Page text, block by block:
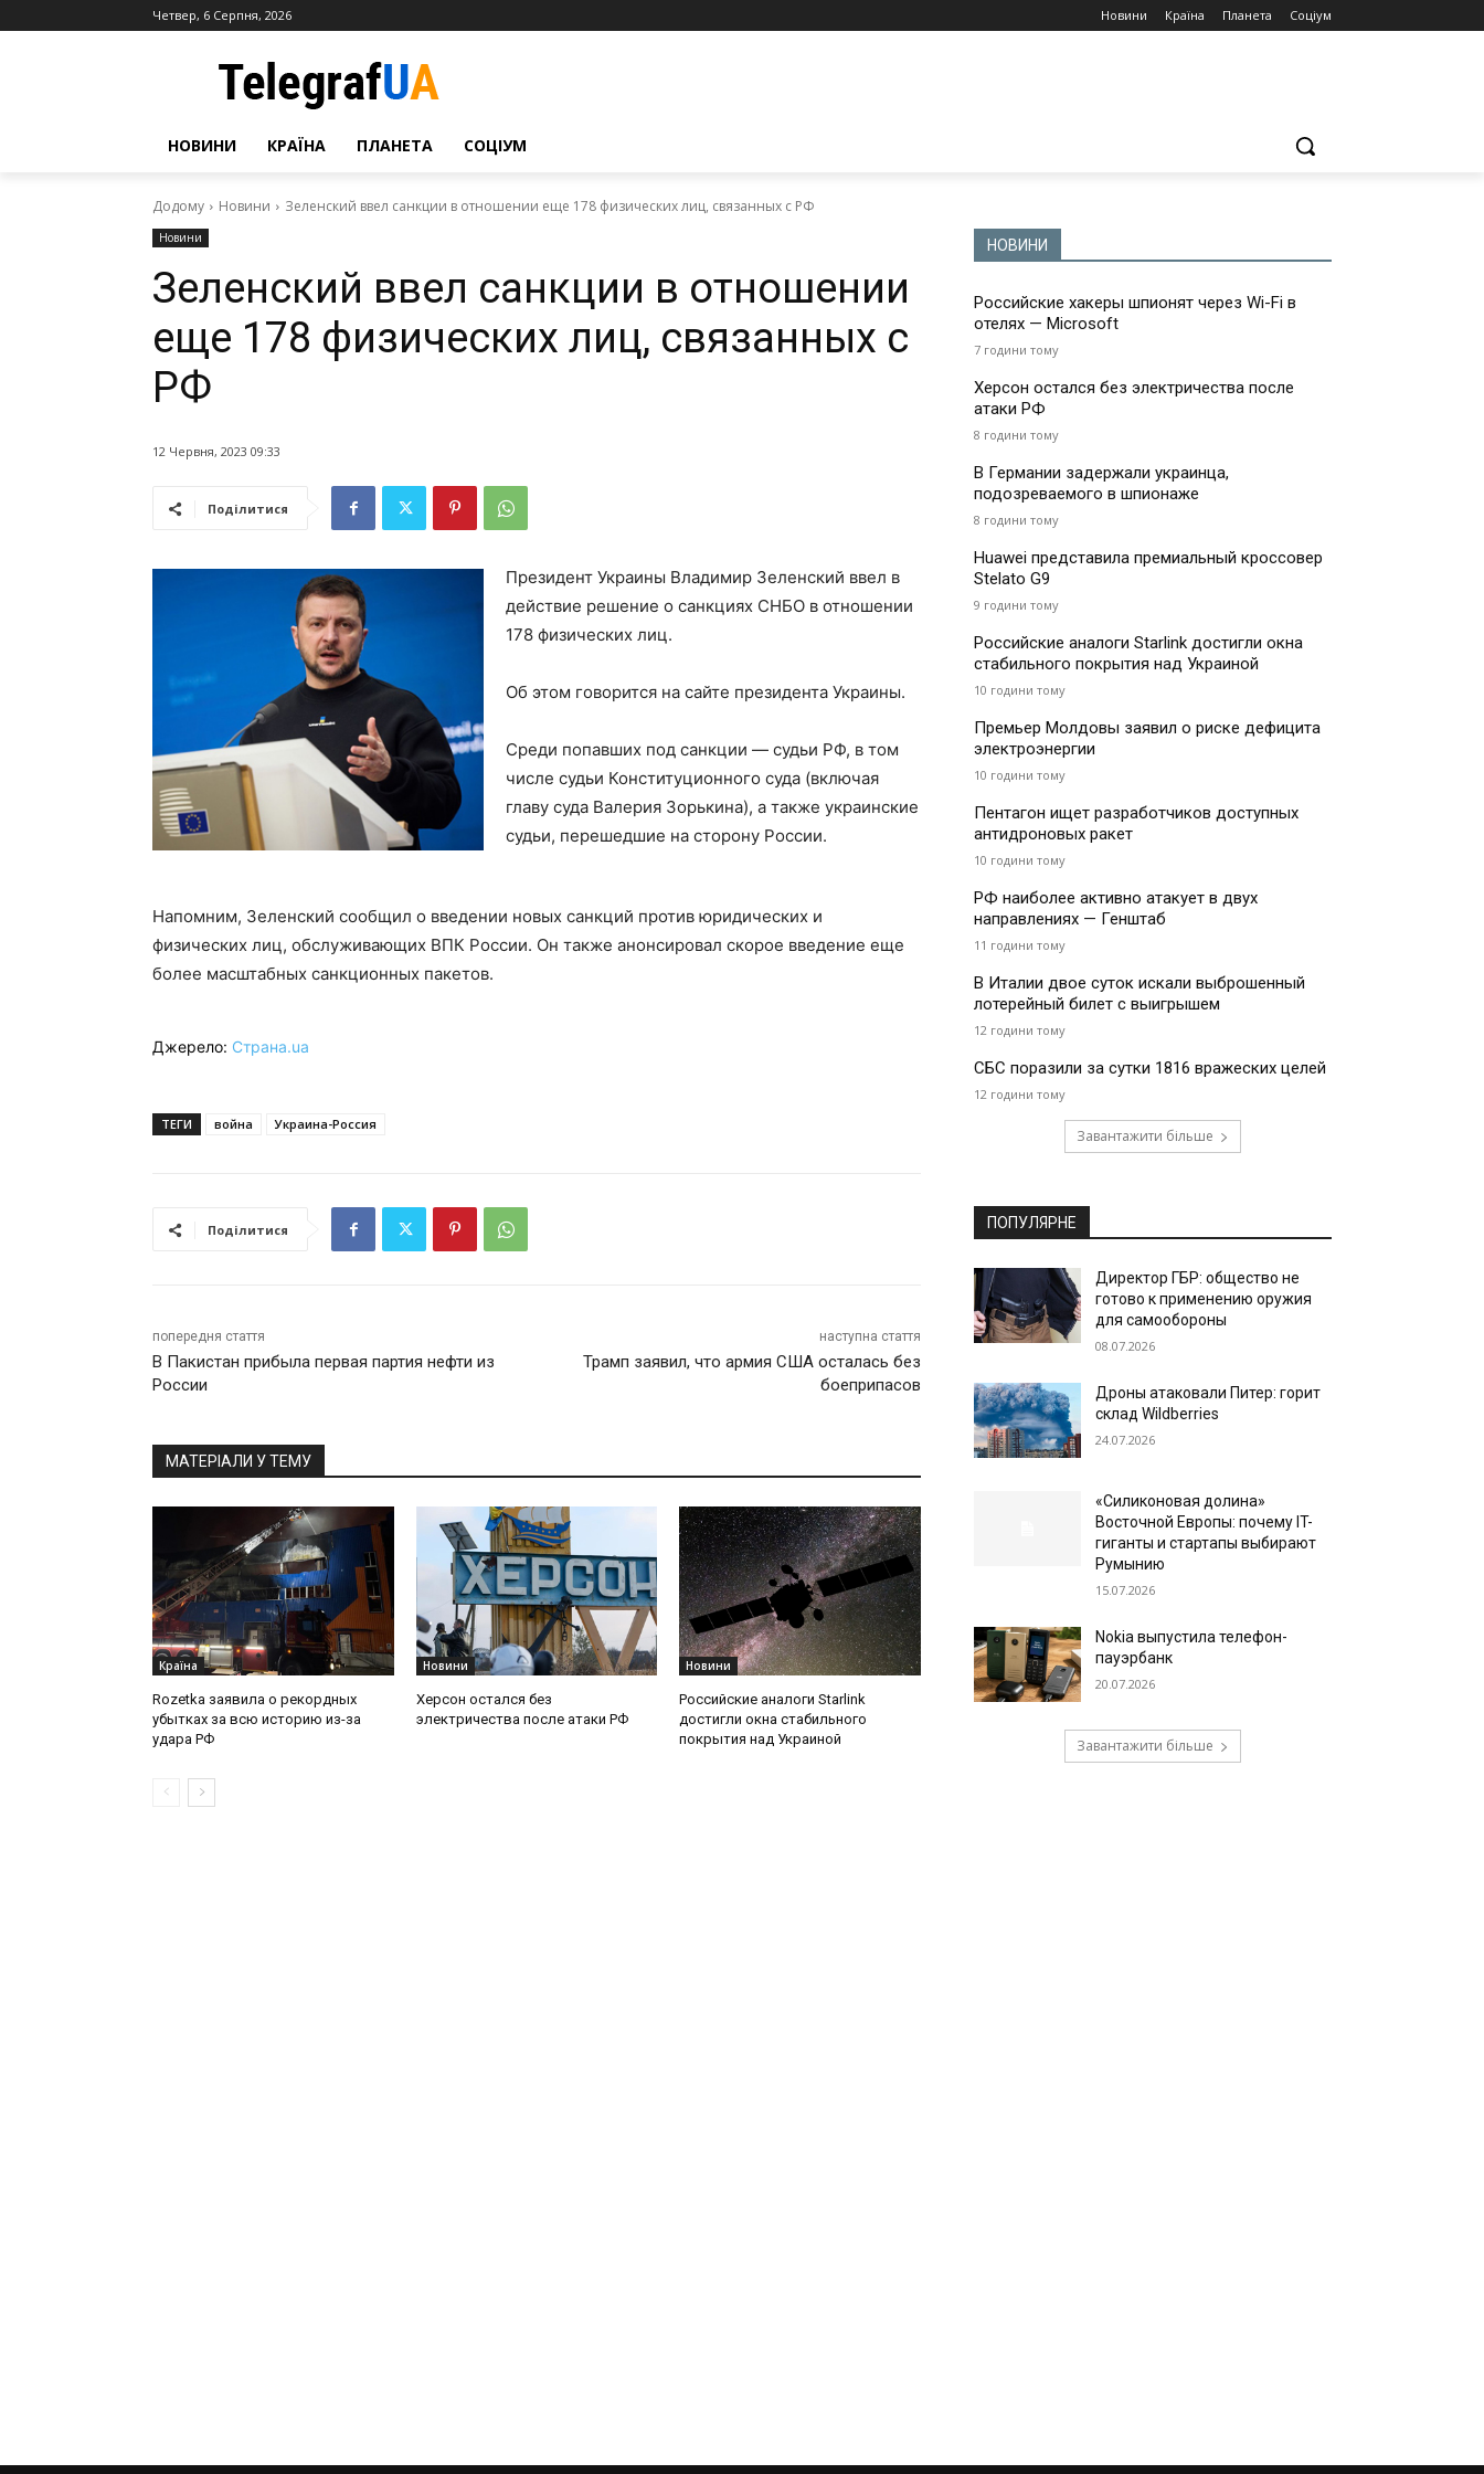
Четвер, 6 Серпня, 2026 Новини Країна Планета Соціум
НОВИНИ КРАЇНА ПЛАНЕТА СОЦІУМ
Додому Новини Зеленский ввел санкции в отношении еще 178 физических лиц, связанных с РФ
Новини
Зеленский ввел санкции в отношении
еще 178 физических лиц, связанных с
РФ
12 Червня, 2023 09:33
Поділитися
Президент Украины Владимир Зеленский ввел в
действие решение о санкциях СНБО в отношении
178 физических лиц.
Об этом говорится на сайте президента Украины.
Среди попавших под санкции — судьи РФ, в том
числе судьи Конституционного суда (включая
главу суда Валерия Зорькина), а также украинские
судьи, перешедшие на сторону России.
Напомним, Зеленский сообщил о введении новых санкций против юридических и
физических лиц, обслуживающих ВПК России. Он также анонсировал скорое введение еще
более масштабных санкционных пакетов.
Джерело: Страна.ua
ТЕГИ война Украина-Россия
Поділитися
попередня стаття
В Пакистан прибыла первая партия нефти из
России
наступна стаття
Трамп заявил, что армия США осталась без
боеприпасов
МАТЕРІАЛИ У ТЕМУ
Країна
Rozetka заявила о рекордных
убытках за всю историю из-за
удара РФ
Новини
Херсон остался без
электричества после атаки РФ
Новини
Российские аналоги Starlink
достигли окна стабильного
покрытия над Украиной
НОВИНИ
Российские хакеры шпионят через Wi-Fi в
отелях — Microsoft
7 години тому
Херсон остался без электричества после
атаки РФ
8 години тому
В Германии задержали украинца,
подозреваемого в шпионаже
8 години тому
Huawei представила премиальный кроссовер
Stelato G9
9 години тому
Российские аналоги Starlink достигли окна
стабильного покрытия над Украиной
10 години тому
Премьер Молдовы заявил о риске дефицита
электроэнергии
10 години тому
Пентагон ищет разработчиков доступных
антидроновых ракет
10 години тому
РФ наиболее активно атакует в двух
направлениях — Генштаб
11 години тому
В Италии двое суток искали выброшенный
лотерейный билет с выигрышем
12 години тому
СБС поразили за сутки 1816 вражеских целей
12 години тому
Завантажити більше
ПОПУЛЯРНЕ
Директор ГБР: общество не
готово к применению оружия
для самообороны
08.07.2026
Дроны атаковали Питер: горит
склад Wildberries
24.07.2026
«Силиконовая долина»
Восточной Европы: почему IT-
гиганты и стартапы выбирают
Румынию
15.07.2026
Nokia выпустила телефон-
пауэрбанк
20.07.2026
Завантажити більше